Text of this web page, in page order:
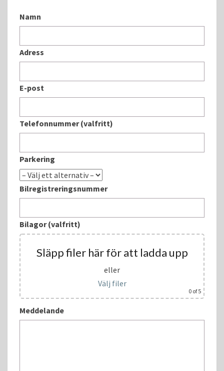
Namn
Adress
E-post
Telefonnummer (valfritt)
Parkering
Bilregistreringsnummer
Bilagor (valfritt)
Släpp filer här för att ladda upp
eller
Välj filer
0 of 5
Meddelande